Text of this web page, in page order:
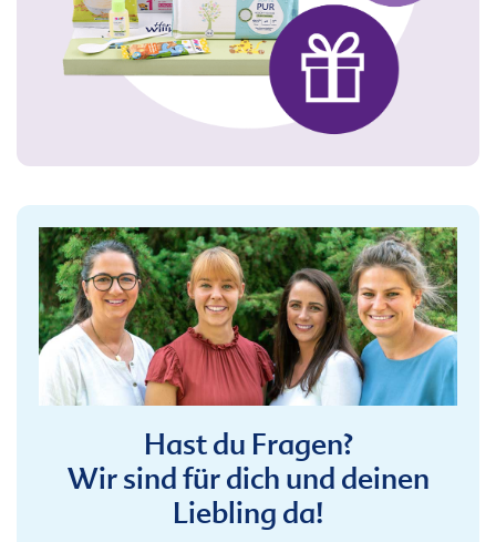
Hast du Fragen?
Wir sind für dich und deinen
Liebling da!